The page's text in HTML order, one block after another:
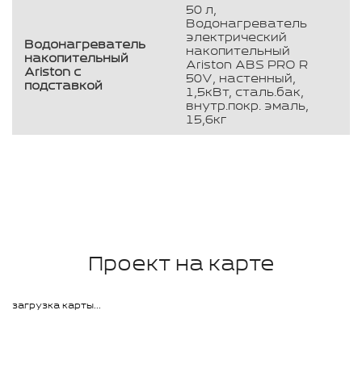
Водонагреватель
накопительный
Ariston с
подставкой
50 л,
Водонагреватель
электрический
накопительный
Ariston ABS PRO R
50V, настенный,
1,5кВт, сталь.бак,
внутр.покр. эмаль,
15,6кг
Проект на карте
загрузка карты...